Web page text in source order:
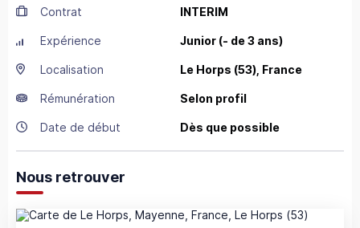
Contrat INTERIM
Expérience Junior (- de 3 ans)
Localisation Le Horps (53), France
Rémunération Selon profil
Date de début Dès que possible
Nous retrouver